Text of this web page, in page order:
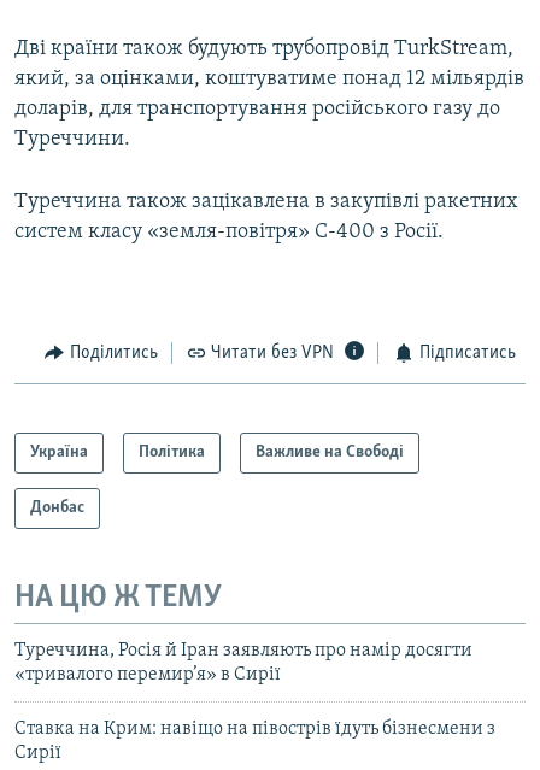
Дві країни також будують трубопровід TurkStream,
який, за оцінками, коштуватиме понад 12 мільярдів
доларів, для транспортування російського газу до
Туреччини.
Туреччина також зацікавлена в закупівлі ракетних
систем класу «земля-повітря» С-400 з Росії.
Поділитись Читати без VPN Підписатись
Україна Політика Важливе на Свободі
Донбас
НА ЦЮ Ж ТЕМУ
Туреччина, Росія й Іран заявляють про намір досягти
«тривалого перемир’я» в Сирії
Ставка на Крим: навіщо на півострів їдуть бізнесмени з
Сирії